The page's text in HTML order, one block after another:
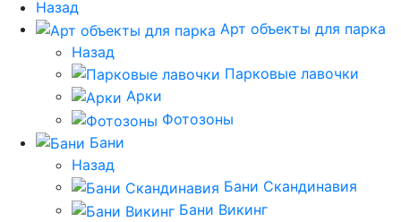
Назад
Арт объекты для парка
Назад
Парковые лавочки
Арки
Фотозоны
Бани
Назад
Бани Скандинавия
Бани Викинг